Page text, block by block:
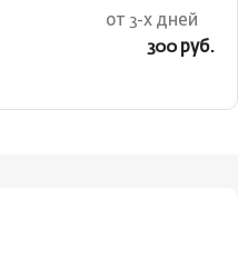
от 3-х дней
300 руб.